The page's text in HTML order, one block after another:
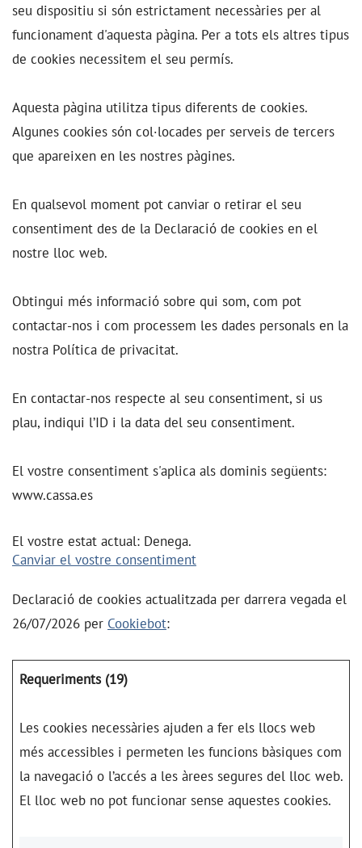
seu dispositiu si són estrictament necessàries per al
funcionament d'aquesta pàgina. Per a tots els altres tipus
de cookies necessitem el seu permís.
Aquesta pàgina utilitza tipus diferents de cookies.
Algunes cookies són col·locades per serveis de tercers
que apareixen en les nostres pàgines.
En qualsevol moment pot canviar o retirar el seu
consentiment des de la Declaració de cookies en el
nostre lloc web.
Obtingui més informació sobre qui som, com pot
contactar-nos i com processem les dades personals en la
nostra Política de privacitat.
En contactar-nos respecte al seu consentiment, si us
plau, indiqui l’ID i la data del seu consentiment.
El vostre consentiment s'aplica als dominis següents:
www.cassa.es
El vostre estat actual: Denega.
Canviar el vostre consentiment
Declaració de cookies actualitzada per darrera vegada el
26/07/2026 per Cookiebot:
Requeriments (19)
Les cookies necessàries ajuden a fer els llocs web
més accessibles i permeten les funcions bàsiques com
la navegació o l’accés a les àrees segures del lloc web.
El lloc web no pot funcionar sense aquestes cookies.